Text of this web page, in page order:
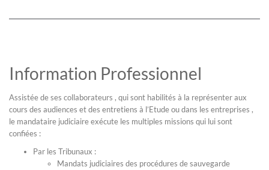
Information Professionnel
Assistée de ses collaborateurs , qui sont habilités à la représenter aux
cours des audiences et des entretiens à l’Etude ou dans les entreprises ,
le mandataire judiciaire exécute les multiples missions qui lui sont
confiées :
Par les Tribunaux :
Mandats judiciaires des procédures de sauvegarde